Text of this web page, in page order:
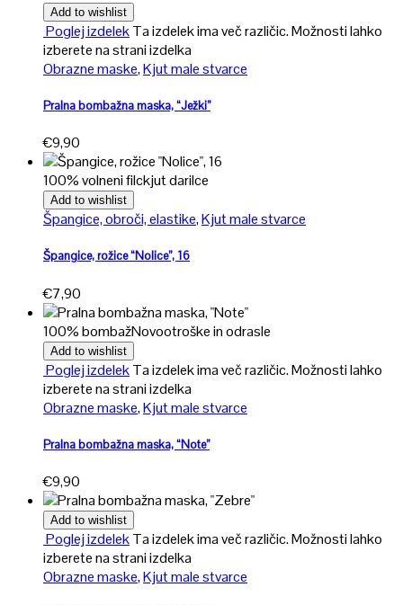
Add to wishlist
Poglej izdelekTa izdelek ima več različic. Možnosti lahko
izberete na strani izdelka
Obrazne maske,Kjut male stvarce
Pralna bombažna maska, “Ježki”
€9,90
100% volneni filckjut darilce
Add to wishlist
Špangice, obroči, elastike,Kjut male stvarce
Špangice, rožice “Nolice”, 16
€7,90
100% bombažNovootroške in odrasle
Add to wishlist
Poglej izdelekTa izdelek ima več različic. Možnosti lahko
izberete na strani izdelka
Obrazne maske,Kjut male stvarce
Pralna bombažna maska, “Note”
€9,90
Add to wishlist
Poglej izdelekTa izdelek ima več različic. Možnosti lahko
izberete na strani izdelka
Obrazne maske,Kjut male stvarce